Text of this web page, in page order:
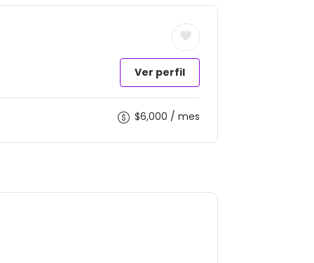
Ver perfil
$6,000 / mes